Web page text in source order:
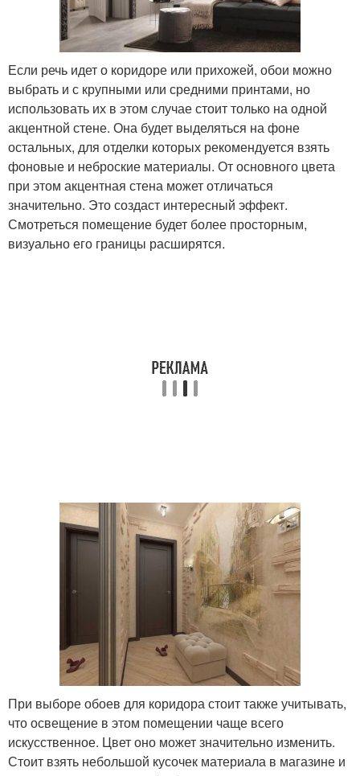
Если речь идет о коридоре или прихожей, обои можно
выбрать и с крупными или средними принтами, но
использовать их в этом случае стоит только на одной
акцентной стене. Она будет выделяться на фоне
остальных, для отделки которых рекомендуется взять
фоновые и неброские материалы. От основного цвета
при этом акцентная стена может отличаться
значительно. Это создаст интересный эффект.
Смотреться помещение будет более просторным,
визуально его границы расширятся.
При выборе обоев для коридора стоит также учитывать,
что освещение в этом помещении чаще всего
искусственное. Цвет оно может значительно изменить.
Стоит взять небольшой кусочек материала в магазине и